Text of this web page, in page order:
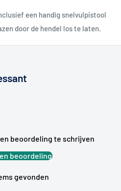
een handig snelvulpistool
door de hendel los te laten.
beoordeling te schrijven
beoordeling
gevonden